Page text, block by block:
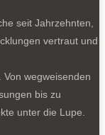
seit Jahrzehnten,
vertraut und
wegweisenden
bis zu
unter die Lupe.